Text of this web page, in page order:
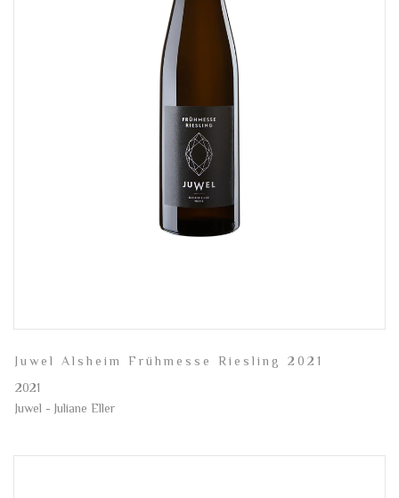
Juwel Alsheim Frühmesse Riesling 2021
2021
Juwel - Juliane Eller